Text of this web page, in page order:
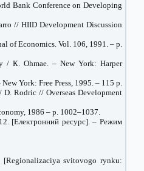
Bank Conference on Developing
// HIID Development Discussion
of Economics. Vol. 106, 1991. – p.
/ К. Ohmae. – New York: Harper
York: Free Press, 1995. – 115 р.
Rodric // Overseas Development
1986 – p. 1002–1037.
[Електронний ресурс]. – Режим
svitovogo rynku: